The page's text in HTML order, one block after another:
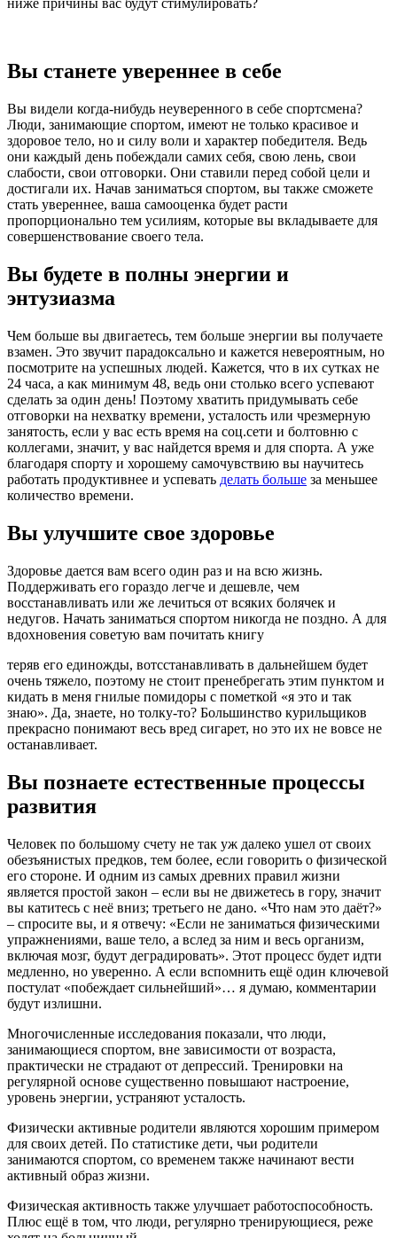
ниже причины вас будут стимулировать?
Вы станете увереннее в себе
Вы видели когда-нибудь неуверенного в себе спортсмена?
Люди, занимающие спортом, имеют не только красивое и
здоровое тело, но и силу воли и характер победителя. Ведь
они каждый день побеждали самих себя, свою лень, свои
слабости, свои отговорки. Они ставили перед собой цели и
достигали их. Начав заниматься спортом, вы также сможете
стать увереннее, ваша самооценка будет расти
пропорционально тем усилиям, которые вы вкладываете для
совершенствование своего тела.
Вы будете в полны энергии и
энтузиазма
Чем больше вы двигаетесь, тем больше энергии вы получаете
взамен. Это звучит парадоксально и кажется невероятным, но
посмотрите на успешных людей. Кажется, что в их сутках не
24 часа, а как минимум 48, ведь они столько всего успевают
сделать за один день! Поэтому хватить придумывать себе
отговорки на нехватку времени, усталость или чрезмерную
занятость, если у вас есть время на соц.сети и болтовню с
коллегами, значит, у вас найдется время и для спорта. А уже
благодаря спорту и хорошему самочувствию вы научитесь
работать продуктивнее и успевать делать больше за меньшее
количество времени.
Вы улучшите свое здоровье
Здоровье дается вам всего один раз и на всю жизнь.
Поддерживать его гораздо легче и дешевле, чем
восстанавливать или же лечиться от всяких болячек и
недугов. Начать заниматься спортом никогда не поздно. А для
вдохновения советую вам почитать книгу
теряв его единожды, вотсстанавливать в дальнейшем будет
очень тяжело, поэтому не стоит пренебрегать этим пунктом и
кидать в меня гнилые помидоры с пометкой «я это и так
знаю». Да, знаете, но толку-то? Большинство курильщиков
прекрасно понимают весь вред сигарет, но это их не вовсе не
останавливает.
Вы познаете естественные процессы
развития
Человек по большому счету не так уж далеко ушел от своих
обезъянистых предков, тем более, если говорить о физической
его стороне. И одним из самых древних правил жизни
является простой закон – если вы не движетесь в гору, значит
вы катитесь с неё вниз; третьего не дано. «Что нам это даёт?»
– спросите вы, и я отвечу: «Если не заниматься физическими
упражнениями, ваше тело, а вслед за ним и весь организм,
включая мозг, будут деградировать». Этот процесс будет идти
медленно, но уверенно. А если вспомнить ещё один ключевой
постулат «побеждает сильнейший»… я думаю, комментарии
будут излишни.
Многочисленные исследования показали, что люди,
занимающиеся спортом, вне зависимости от возраста,
практически не страдают от депрессий. Тренировки на
регулярной основе существенно повышают настроение,
уровень энергии, устраняют усталость.
Физически активные родители являются хорошим примером
для своих детей. По статистике дети, чьи родители
занимаются спортом, со временем также начинают вести
активный образ жизни.
Физическая активность также улучшает работоспособность.
Плюс ещё в том, что люди, регулярно тренирующиеся, реже